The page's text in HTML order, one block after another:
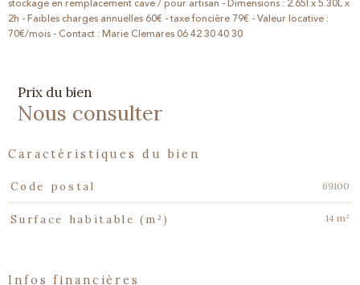
stockage en remplacement cave / pour artisan - Dimensions : 2.65l x 5.30L x
2h - Faibles charges annuelles 60€ - taxe foncière 79€ - Valeur locative :
70€/mois - Contact : Marie Clemares 06 42 30 40 30
Prix du bien
Nous consulter
caractéristiques du bien
Caractéristiques Valeurs
Code postal 69100
Surface habitable (m²) 14 m²
infos financières